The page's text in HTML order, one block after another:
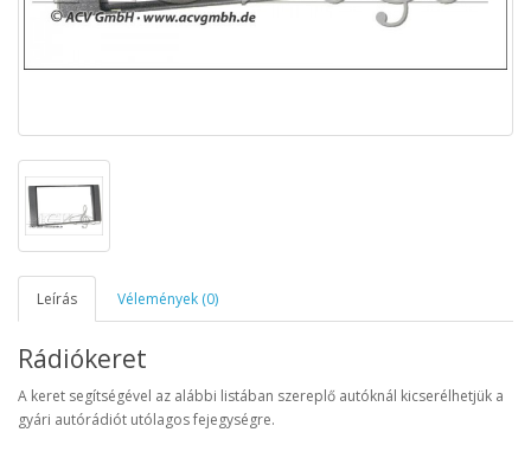
Leírás Vélemények (0)
Rádiókeret
A keret segítségével az alábbi listában szereplő autóknál kicserélhetjük a
gyári autórádiót utólagos fejegységre.